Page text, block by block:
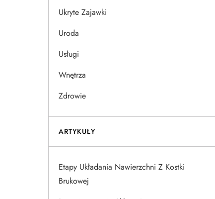
Ukryte Zajawki
Uroda
Usługi
Wnętrza
Zdrowie
ARTYKUŁY
Etapy Układania Nawierzchni Z Kostki
Brukowej